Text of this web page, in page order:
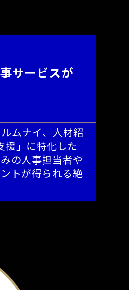
サービスが
ムナイ、人材紹
援」に特化した
の人事担当者や
トが得られる絶